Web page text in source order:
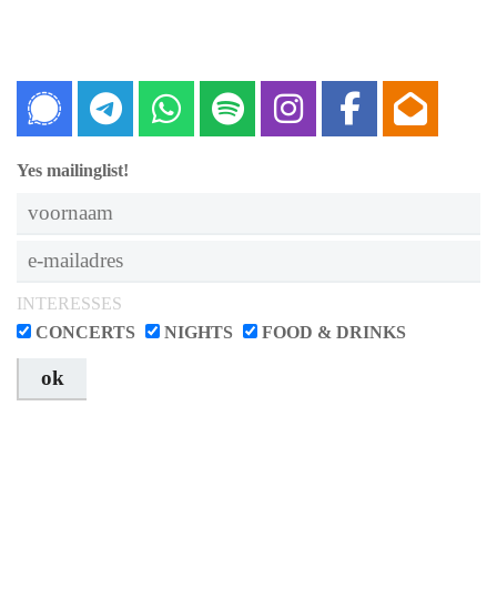
Signal
Telegram
Yes mailinglist!
INTERESSES
CONCERTS
NIGHTS FOOD & DRINKS